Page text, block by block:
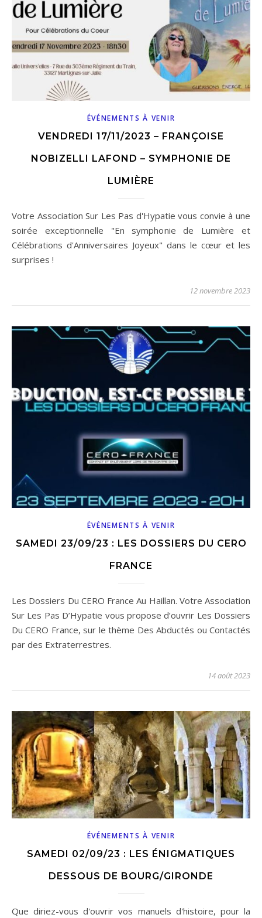
ÉVÉNEMENTS À VENIR
VENDREDI 17/11/2023 – FRANÇOISE
NOBIZELLI LAFOND – SYMPHONIE DE
LUMIÈRE
Votre Association Sur Les Pas d'Hypatie vous convie à une
soirée exceptionnelle "En symphonie de Lumière et
Célébrations d'Anniversaires Joyeux" dans le cœur et les
surprises !
12 novembre 2023
ÉVÉNEMENTS À VENIR
SAMEDI 23/09/23 : LES DOSSIERS DU CERO
FRANCE
Les Dossiers Du CERO France Au Haillan. Votre Association
Sur Les Pas D’Hypatie vous propose d’ouvrir Les Dossiers
Du CERO France, sur le thème Des Abductés ou Contactés
par des Extraterrestres.
14 août 2023
ÉVÉNEMENTS À VENIR
SAMEDI 02/09/23 : LES ÉNIGMATIQUES
DESSOUS DE BOURG/GIRONDE
Que diriez-vous d'ouvrir vos manuels d'histoire, pour la